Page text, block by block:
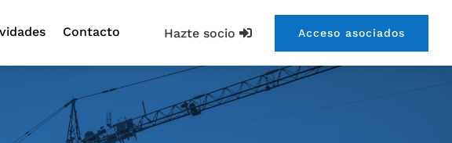
Hazte socio Acceso asociados
Contacto